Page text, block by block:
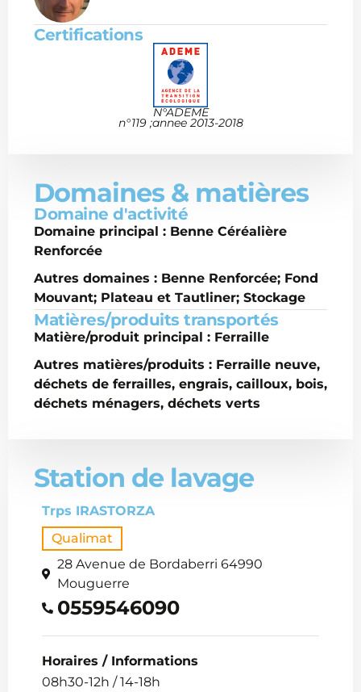
Certifications
N°ADEME
n°119 ;annee 2013-2018
Domaines & matières
Domaine d'activité
Domaine principal : Benne Céréalière
Renforcée
Autres domaines : Benne Renforcée; Fond
Mouvant; Plateau et Tautliner; Stockage
Matières/produits transportés
Matière/produit principal : Ferraille
Autres matières/produits : Ferraille neuve,
déchets de ferrailles, engrais, cailloux, bois,
déchets ménagers, déchets verts
Station de lavage
Trps IRASTORZA
Qualimat
28 Avenue de Bordaberri 64990
Mouguerre
0559546090
Horaires / Informations
08h30-12h / 14-18h